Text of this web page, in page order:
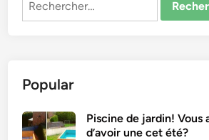
Popular
Piscine de jardin! Vous
d’avoir une cet été?